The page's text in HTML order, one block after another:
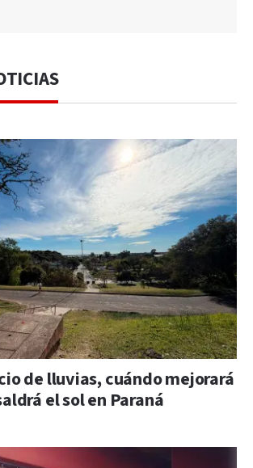
de lluvias, cuándo mejorará
el sol en Paraná